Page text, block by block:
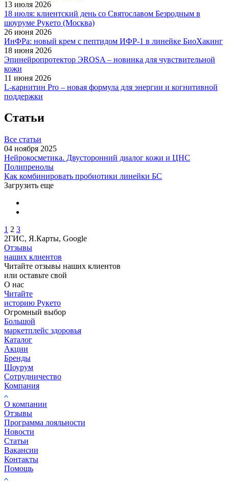
13 июля 2026
18 июля: клиентский день со Святославом Безродным в
шоуруме Рукето (Москва)
26 июня 2026
ИнФРа: новый крем с пептидом ИФР-1 в линейке БиоХакинг
18 июня 2026
Эпинейропротектор ЭROSA – новинка для чувствительной
кожи
11 июня 2026
L-карнитин Pro – новая формула для энергии и когнитивной
поддержки
Статьи
Все статьи
04 ноября 2025
Нейрокосметика. Двусторонний диалог кожи и ЦНС
Полипренолы
Как комбинировать пробиотики линейки БС
Загрузить еще
1 2 3
2ГИС, Я.Карты, Google
Отзывы
наших клиентов
Читайте отзывы наших клиентов
или оставьте свой
О нас
Читайте
историю Рукето
Огромный выбор
Большой
маркетплейс здоровья
Каталог
Акции
Бренды
Шоурум
Сотрудничество
Компания
О компании
Отзывы
Программа лояльности
Новости
Статьи
Вакансии
Контакты
Помощь